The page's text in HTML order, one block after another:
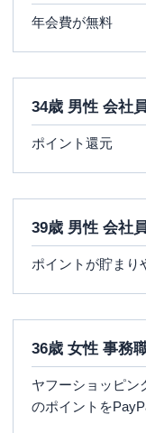
年会費が無料
34歳 男性 会
ポイント還元
39歳 男性 会
ポイントが貯まり
36歳 女性 事
ヤフーショッピン
のポイントを